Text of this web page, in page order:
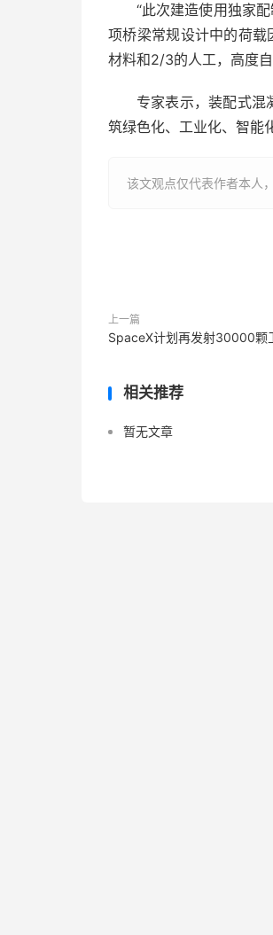
“此次建造使用独家
项桥梁常规设计中的荷
材料和2/3的人工，高度
专家表示，装配式混
筑绿色化、工业化、智能
该文观点仅代表作者本人
上一篇
SpaceX计划再发射30000颗
相关推荐
暂无文章